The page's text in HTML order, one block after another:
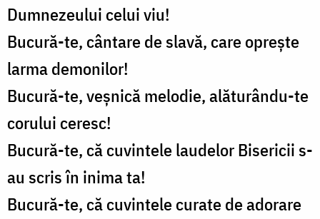
Dumnezeului celui viu!
Bucură-te, cântare de slavă, care oprește
larma demonilor!
Bucură-te, veșnică melodie, alăturându-te
corului ceresc!
Bucură-te, că cuvintele laudelor Bisericii s-
au scris în inima ta!
Bucură-te, că cuvintele curate de adorare